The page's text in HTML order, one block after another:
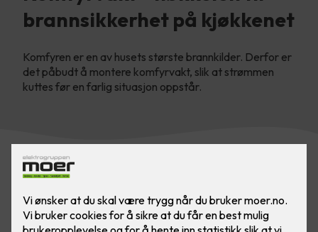
brannsikkerhet på kjøkkenet
Komfyren er en av husets største brannkilder. Derfor er
det påbudt å montere komfyrvakt, slik at strømmen
kuttes før en farlig situasjon oppstår.